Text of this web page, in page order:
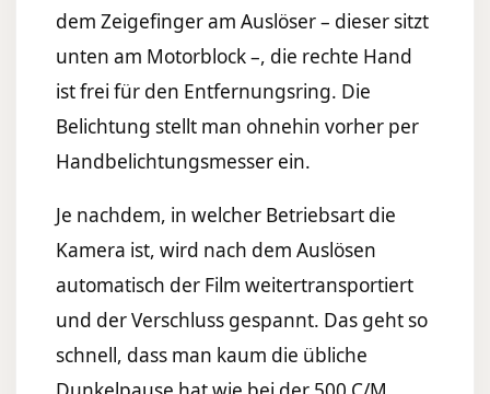
dem Zeigefinger am Auslöser – dieser sitzt
unten am Motorblock –, die rechte Hand
ist frei für den Entfernungsring. Die
Belichtung stellt man ohnehin vorher per
Handbelichtungsmesser ein.
Je nachdem, in welcher Betriebsart die
Kamera ist, wird nach dem Auslösen
automatisch der Film weitertransportiert
und der Verschluss gespannt. Das geht so
schnell, dass man kaum die übliche